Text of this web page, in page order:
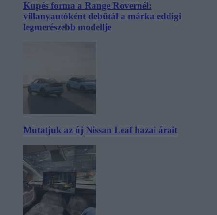
Kupés forma a Range Rovernél:
villanyautóként debütál a márka eddigi
legmerészebb modellje
Mutatjuk az új Nissan Leaf hazai árait